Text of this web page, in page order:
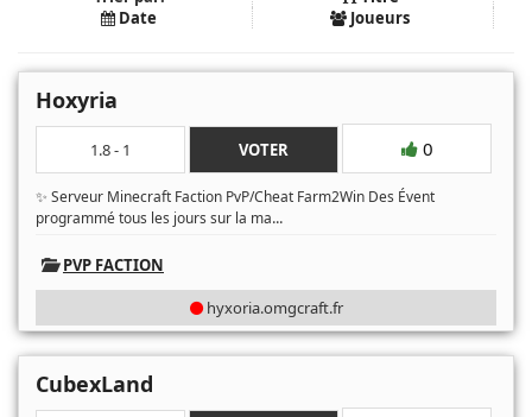
Date
Joueurs
Hoxyria
1.8 - 1 VOTER 0
✨ Serveur Minecraft Faction PvP/Cheat Farm2Win Des Évent
programmé tous les jours sur la ma...
PVP FACTION
hyxoria.omgcraft.fr
CubexLand